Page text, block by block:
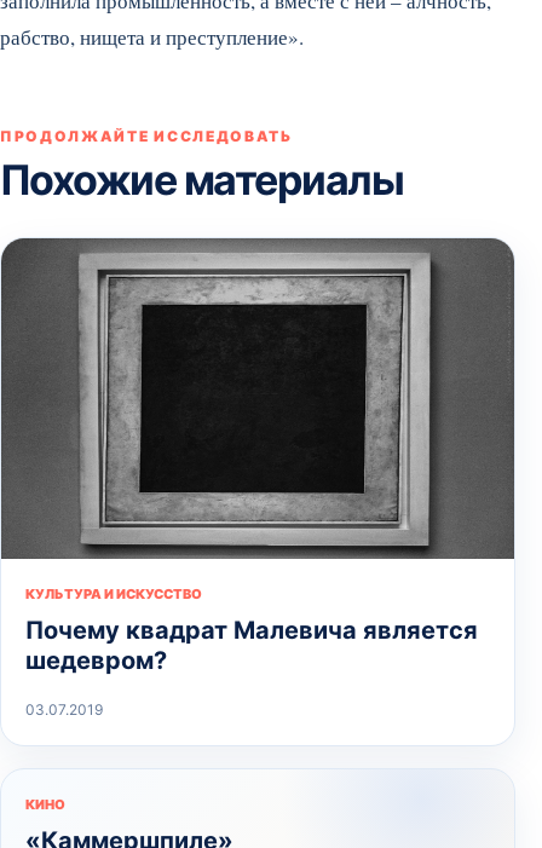
рабство, нищета и преступление».
ПРОДОЛЖАЙТЕ ИССЛЕДОВАТЬ
Похожие материалы
КУЛЬТУРА И ИСКУССТВО
Почему квадрат Малевича является
шедевром?
03.07.2019
КИНО
«Каммершпиле»